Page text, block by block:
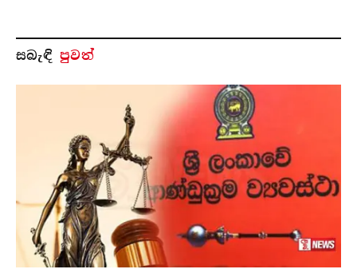
සබැ​ඳි පුවත්